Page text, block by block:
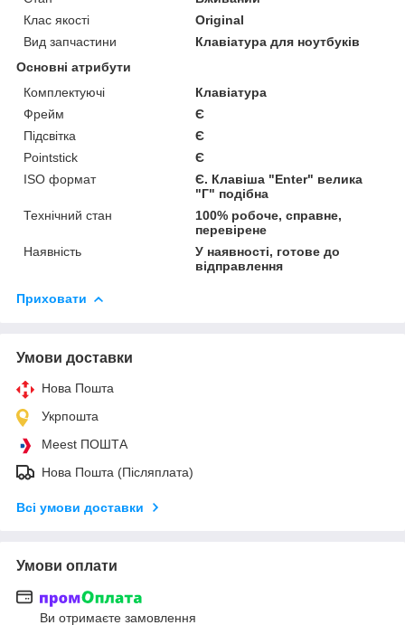
Клас якості
Original
Вид запчастини
Клавіатура для ноутбуків
Основні атрибути
Комплектуючі
Клавіатура
Фрейм
Є
Підсвітка
Є
Pointstick
Є
ISO формат
Є. Клавіша "Enter" велика
"Г" подібна
Технічний стан
100% робоче, справне,
перевірене
Наявність
У наявності, готове до
відправлення
Приховати
Умови доставки
Нова Пошта
Укрпошта
Meest ПОШТА
Нова Пошта (Післяплата)
Всі умови доставки
Умови оплати
Ви отримаєте замовлення